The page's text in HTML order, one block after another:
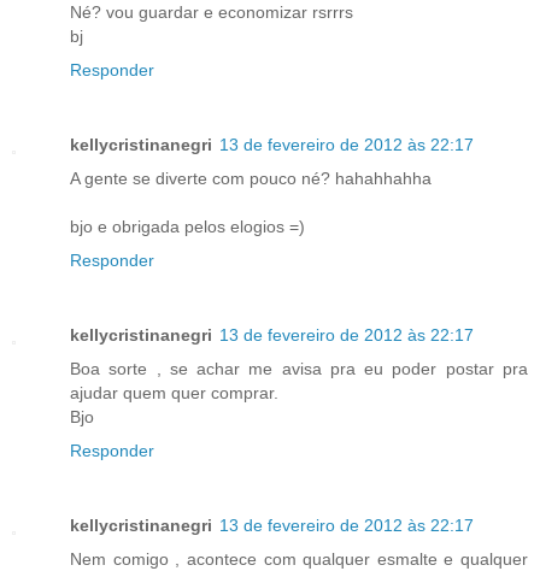
Né? vou guardar e economizar rsrrrs
bj
Responder
kellycristinanegri 13 de fevereiro de 2012 às 22:17
A gente se diverte com pouco né? hahahhahha
bjo e obrigada pelos elogios =)
Responder
kellycristinanegri 13 de fevereiro de 2012 às 22:17
Boa sorte , se achar me avisa pra eu poder postar pra
ajudar quem quer comprar.
Bjo
Responder
kellycristinanegri 13 de fevereiro de 2012 às 22:17
Nem comigo , acontece com qualquer esmalte e qualquer